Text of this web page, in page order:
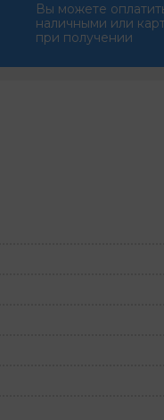
Вы можете
наличными или
при получении